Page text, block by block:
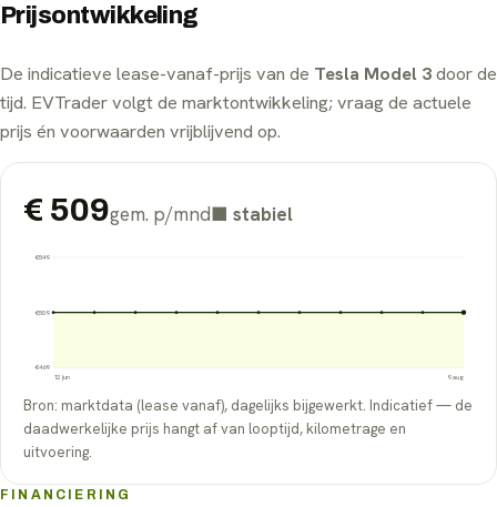
Prijsontwikkeling
De indicatieve lease-vanaf-prijs van de Tesla Model 3door de
tijd. EVTrader volgt de marktontwikkeling; vraag de actuele
prijs én voorwaarden vrijblijvend op.
€ 509gem. p/mnd■ stabiel
€549
€509
€469
12 jun
9 aug
Bron: marktdata (lease vanaf), dagelijks bijgewerkt. Indicatief — de
daadwerkelijke prijs hangt af van looptijd, kilometrage en
uitvoering.
FINANCIERING